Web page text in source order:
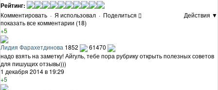
Рейтинг:
Комментировать · Я использовал · Поделиться
Действия ▼
показать все комментарии (18)
+5
Лидия Фарахетдинова 1852
61470
надо взять на заметку! Айгуль, тебе пора рубрику открыть полезных советов
для пишущих отзывы)))
1 декабря 2014 в 19:29
+5